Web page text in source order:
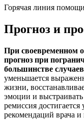
Горячая линия
Прогноз и
При своевременном
прогноз при
большинстве
уменьшается
жизни,
эмоции и
ремиссия
рекомендаций врача